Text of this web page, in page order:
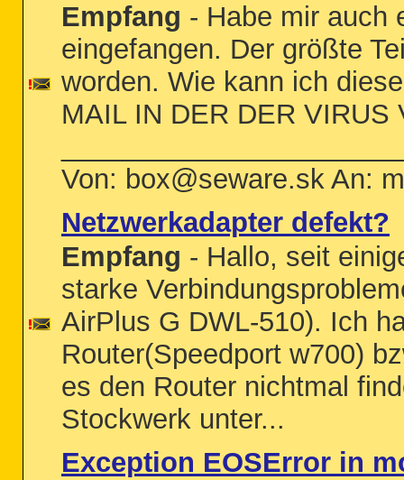
Empfang - Habe mir auch
eingefangen. Der größte
worden. Wie kann ich
MAIL IN DER DER VIRUS
Von: box@seware.sk An:
Netzwerkadapter defekt?
Empfang - Hallo, seit
starke
AirPlus G DWL-510). Ich
Router(Speedport w700)
es den Router nichtmal
Stockwerk unter...
Exception EOSError in